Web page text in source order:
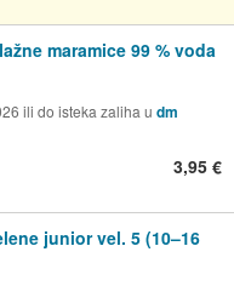
maramice 99 % voda
ili do isteka zaliha u dm
3,95 €
junior vel. 5 (10–16